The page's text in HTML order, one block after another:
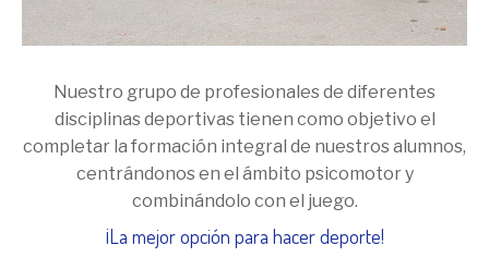
Nuestro grupo de profesionales de diferentes
disciplinas deportivas tienen como objetivo el
completar la formación integral de nuestros alumnos,
centrándonos en el ámbito psicomotor y
combinándolo con el juego.
¡La mejor opción para hacer deporte!